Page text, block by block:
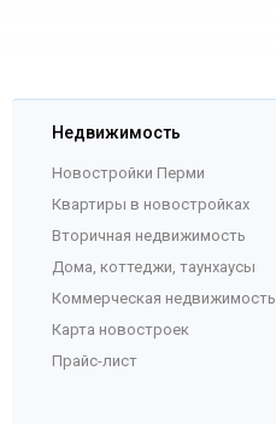
Недвижимость
Новостройки Перми
Квартиры в новостройках
Вторичная недвижимость
Дома, коттеджи, таунхаусы
Коммерческая недвижимость
Карта новостроек
Прайс-лист